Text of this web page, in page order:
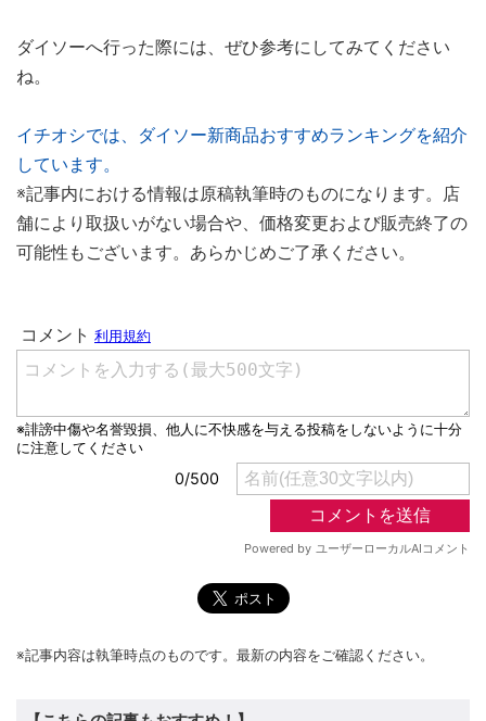
ダイソーへ行った際には、ぜひ参考にしてみてください
ね。
イチオシでは、ダイソー新商品おすすめランキングを紹介
しています。
※記事内における情報は原稿執筆時のものになります。店
舗により取扱いがない場合や、価格変更および販売終了の
可能性もございます。あらかじめご了承ください。
※記事内容は執筆時点のものです。最新の内容をご確認ください。